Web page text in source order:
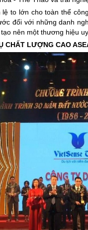
to lớn cho toàn thể
đối với những danh
nên một thương hiệu
CHẤT LƯỢNG CAO